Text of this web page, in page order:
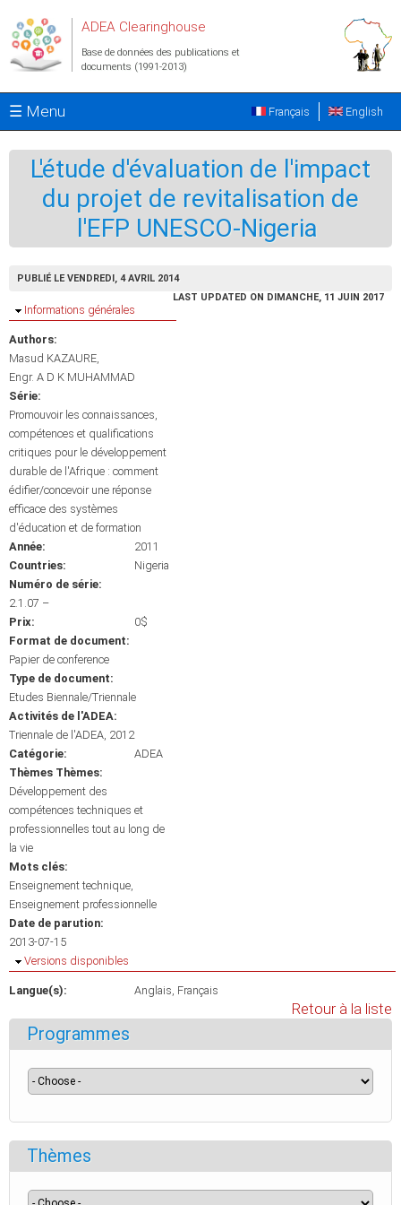
ADEA Clearinghouse
Base de données des publications et
documents (1991-2013)
☰ Menu English
Français
L'étude d'évaluation de l'impact
du projet de revitalisation de
l'EFP UNESCO-Nigeria
PUBLIÉ LE VENDREDI, 4 AVRIL 2014
LAST UPDATED ON DIMANCHE, 11 JUIN 2017
Masquer
Informations générales
Authors:
Masud KAZAURE
Engr. A D K MUHAMMAD
Série:
Promouvoir les connaissances,
compétences et qualifications
critiques pour le développement
durable de l'Afrique : comment
édifier/concevoir une réponse
efficace des systèmes
d'éducation et de formation
Année:
2011
Countries:
Nigeria
Numéro de série:
2.1.07 –
Prix:
0$
Format de document:
Papier de conference
Type de document:
Etudes Biennale/Triennale
Activités de l'ADEA:
Triennale de l'ADEA, 2012
Catégorie:
ADEA
Thèmes Thèmes:
Développement des
compétences techniques et
professionnelles tout au long de
la vie
Mots clés:
Enseignement technique
Enseignement professionnelle
Date de parution:
2013-07-15
Masquer
Versions disponibles
Langue(s): Anglais Français
Retour à la liste
Programmes
Thèmes